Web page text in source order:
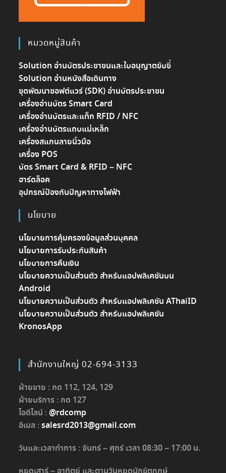
หมวดหมู่สินค้า
Solution อ่านบัตรประชาชนและใบอนุญาตขับขี่
Solution อ่านหนังสือเดินทาง
ชุดพัฒนาซอฟต์แวร์ (SDK) อ่านบัตรประชาชน
เครื่องอ่านบัตร Smart Card
เครื่องอ่านบัตรและแท็ก RFID / NFC
เครื่องอ่านบัตรแถบแม่เหล็ก
เครื่องสแกนลายนิ้วมือ
เครื่อง POS
บัตร Smart Card & RFID – NFC
ฮาร์ดล็อค
อุปกรณ์ป้องกันปัญหาทางไฟฟ้า
นโยบาย
นโยบายการคุ้มครองข้อมูลส่วนบุคคล
นโยบายการรับประกันสินค้า
นโยบายการคืนเงิน
นโยบายความเป็นส่วนตัว สำหรับแอปพลิเคชันบน
Android
นโยบายความเป็นส่วนตัว สำหรับแอปพลิเคชัน AThaiID
นโยบายความเป็นส่วนตัว สำหรับแอปพลิเคชัน
KronosApp
สำนักงานใหญ่ 02-694-3133
ฝ่ายขาย : กด 112, 124, 129
ฝ่ายบริการ : กด 127
ไอดีไลน์ :@rdcomp
อีเมล :salesrd2013@gmail.com
วันและเวลาทำการ : จันทร์ – ศุกร์ เวลา 08:30 – 17:00 น.